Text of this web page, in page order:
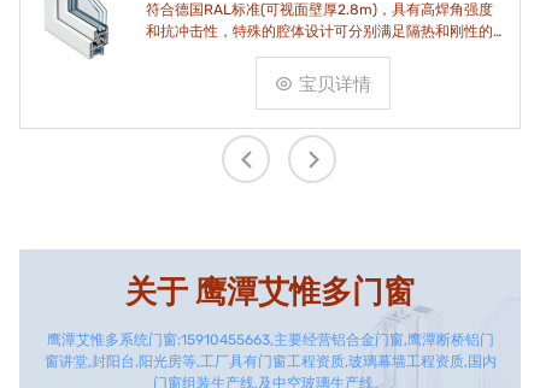
符合德国RAL标准(可视面壁厚2.8m)，具有高焊角强度
和抗冲击性，特殊的腔体设计可分别满足隔热和刚性的
宝贝详情
关于鹰潭艾惟多门窗
鹰潭艾惟多系统门窗:15910455663,主要经营铝合金门窗,鹰潭断桥铝门
窗讲堂,封阳台,阳光房等,工厂具有门窗工程资质,玻璃幕墙工程资质,国内
门窗组装生产线,及中空玻璃生产线。